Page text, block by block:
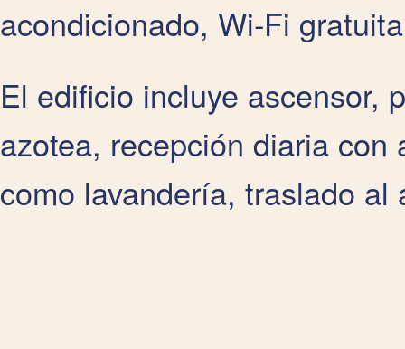
acondicionado, Wi‑Fi
El edificio incluye ascensor,
azotea, recepción diaria
como lavandería, traslado